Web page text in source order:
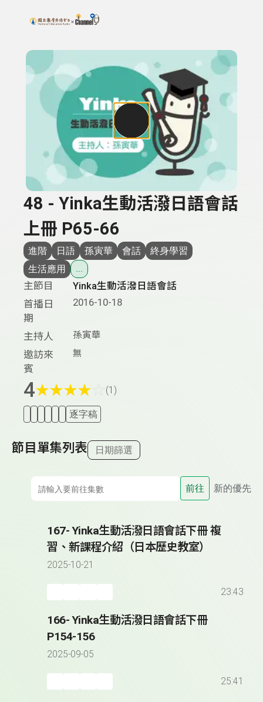
上方功能區塊
搜尋關鍵字：可輸入節目名稱、主持人或關鍵字
48 - Yinka生動活潑日語會話
上冊 P65-66
進階 日語 孫寅華 會話
終身學習
生活應用
...
主節目
Yinka生動活潑日語會話
首播日
期
2016-10-18
主持人 孫寅華
邀訪來
賓
無
4★★★★ (1)
逐字稿
節目單集列表 日期篩選
前往 新的優先
167- Yinka生動活潑日語會話下冊 複
習、新課程介紹（日本歷史教室）
2025-10-21
23:43
166- Yinka生動活潑日語會話下冊
P154-156
2025-09-05
25:41